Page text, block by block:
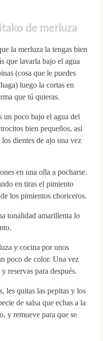
de merluza
la merluza la tengas bien
que lavarla bajo el agua
(cosa que le puedes
luego la cortas en
que tú quieras.
un poco bajo el agua del
bien pequeños, así
dientes de ajo una vez
en una olla a pocharse.
en tiras el pimiento
los pimientos choriceros.
tonalidad amarillenta lo
y cocina por unos
poco de color. Una vez
reservas para después.
les quitas las pepitas y los
de salsa que echas a la
y remueve para que se